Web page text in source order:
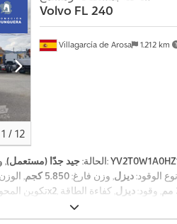
1 / 12
Villagarcía de Arosa 1.212 km
Volvo FL 240
الحالة:جيد جدًا (مستعمل), , رقم الآلة/المركبة:
الوقود:ديزل, وزن فارغ:5.850 كجم ,
, تكوين4x2 , وقود: ديزل
, نوع التروس: